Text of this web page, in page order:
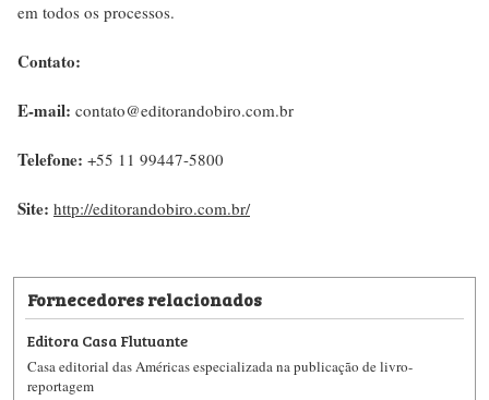
em todos os processos.
Contato:
E-mail: contato@editorandobiro.com.br
Telefone: +55 11 99447-5800
Site: http://editorandobiro.com.br/
Fornecedores relacionados
Editora Casa Flutuante
Casa editorial das Américas especializada na publicação de livro-
reportagem